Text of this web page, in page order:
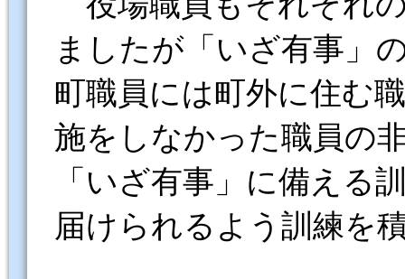
ましたが「いざ有事」
町職員には町外に住む
施をしなかった職員の
「いざ有事」に備える
届けられるよう訓練を